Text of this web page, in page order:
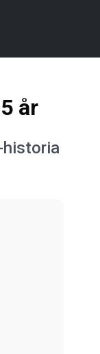
år
historia